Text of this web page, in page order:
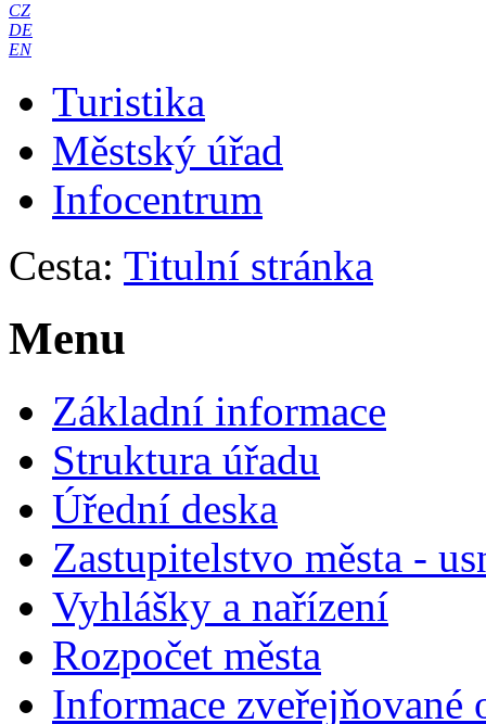
CZ
DE
EN
Turistika
Městský úřad
Infocentrum
Cesta: Titulní stránka
Menu
Základní informace
Struktura úřadu
Úřední deska
Zastupitelstvo města -
Vyhlášky a nařízení
Rozpočet města
Informace zveřejňované